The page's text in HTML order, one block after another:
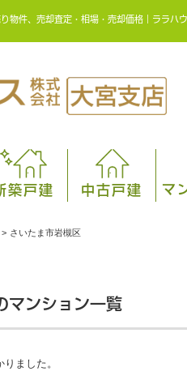
物件、売却査定・相場・売却価格｜ララハ
築戸建 中古戸建 マ
> さいたま市岩槻区
マンション一覧
ました。